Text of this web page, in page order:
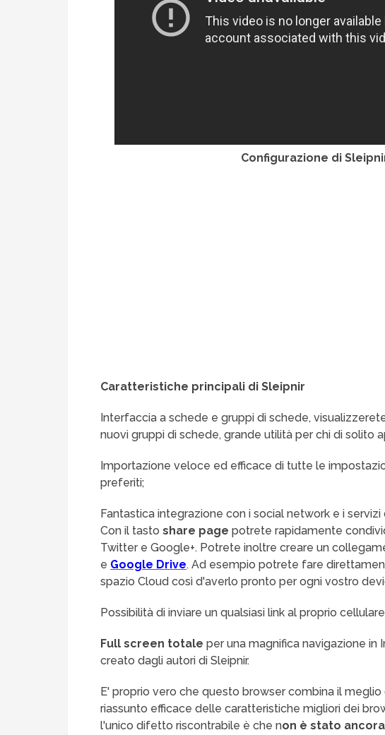
Configurazione di
Caratteristiche principali di Sleipnir
Interfaccia a schede e gruppi di schede,
nuovi gruppi di schede, grande utilità per chi di solito
Importazione veloce ed efficace di tutte le
preferiti;
Fantastica integrazione con i social network e i
Con il tastoshare page potrete rapidamente
Twitter e Google+. Potrete inoltre creare un
e Google Drive. Ad esempio potrete fare
spazio Cloud così d'averlo pronto per ogni vostro
Possibilità di inviare un qualsiasi link al proprio
Full screen totale per una magnifica navigazione in
creato dagli autori di Sleipnir.
E' proprio vero che questo browser combina il meglio
riassunto efficace delle caratteristiche migliori dei
l'unico difetto riscontrabile è che non è stato